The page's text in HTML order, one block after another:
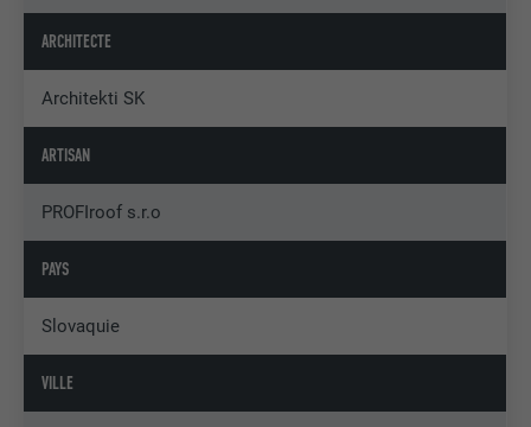
ARCHITECTE
Architekti SK
ARTISAN
PROFIroof s.r.o
PAYS
Slovaquie
VILLE